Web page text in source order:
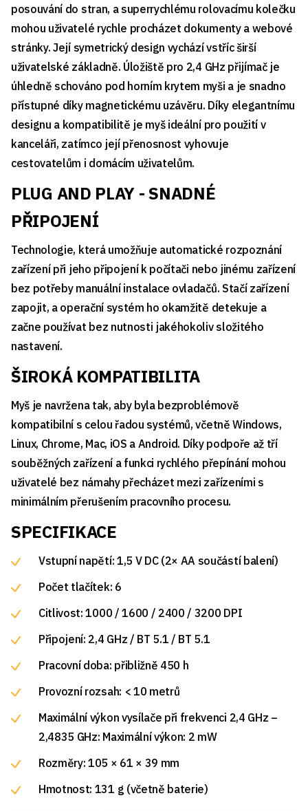
posouvání do stran, a superrychlému rolovacímu kolečku
mohou uživatelé rychle procházet dokumenty a webové
stránky. Její symetrický design vychází vstříc širší
uživatelské základně. Úložiště pro 2,4 GHz přijímač je
úhledně schováno pod horním krytem myši a je snadno
přístupné díky magnetickému uzávěru. Díky elegantnímu
designu a kompatibilitě je myš ideální pro použití v
kanceláři, zatímco její přenosnost vyhovuje
cestovatelům i domácím uživatelům.
PLUG AND PLAY - SNADNÉ
PŘIPOJENÍ
Technologie, která umožňuje automatické rozpoznání
zařízení při jeho připojení k počítači nebo jinému zařízení
bez potřeby manuální instalace ovladačů. Stačí zařízení
zapojit, a operační systém ho okamžitě detekuje a
začne používat bez nutnosti jakéhokoliv složitého
nastavení.
ŠIROKÁ KOMPATIBILITA
Myš je navržena tak, aby byla bezproblémově
kompatibilní s celou řadou systémů, včetně Windows,
Linux, Chrome, Mac, iOS a Android. Díky podpoře až tří
souběžných zařízení a funkci rychlého přepínání mohou
uživatelé bez námahy přecházet mezi zařízeními s
minimálním přerušením pracovního procesu.
SPECIFIKACE
Vstupní napětí: 1,5 V DC (2× AA součástí balení)
Počet tlačítek: 6
Citlivost: 1000 / 1600 / 2400 / 3200 DPI
Připojení: 2,4 GHz / BT 5.1 / BT 5.1
Pracovní doba: přibližně 450 h
Provozní rozsah: < 10 metrů
Maximální výkon vysílače při frekvenci 2,4 GHz –
2,4835 GHz: Maximální výkon: 2 mW
Rozměry: 105 × 61 × 39 mm
Hmotnost: 131 g (včetně baterie)